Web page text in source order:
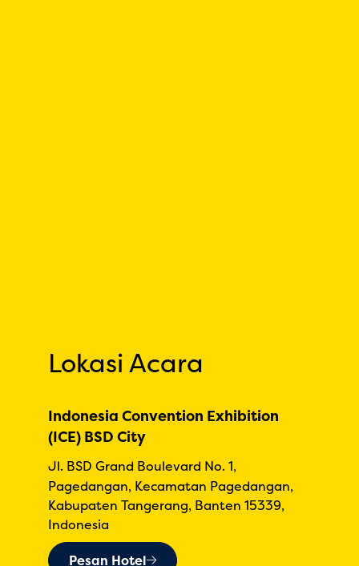
Lokasi Acara
Indonesia Convention Exhibition
(ICE) BSD City
Jl. BSD Grand Boulevard No. 1,
Pagedangan, Kecamatan Pagedangan,
Kabupaten Tangerang, Banten 15339,
Indonesia
Pesan Hotel